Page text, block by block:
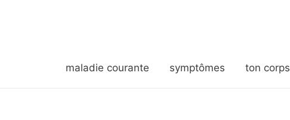
maladie courante symptômes ton corps